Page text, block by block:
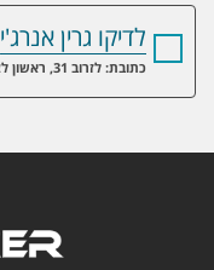
לדיקו גרין אנרג'י
כתובת: לזרוב 31, ראשון לציון